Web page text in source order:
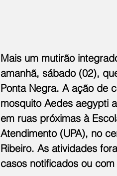
Mais um mutirão
amanhã, sábado (02),
Ponta Negra. A ação de
mosquito Aedes aegypti
em ruas próximas à
Atendimento (UPA), no
Ribeiro. As atividades
casos notificados ou